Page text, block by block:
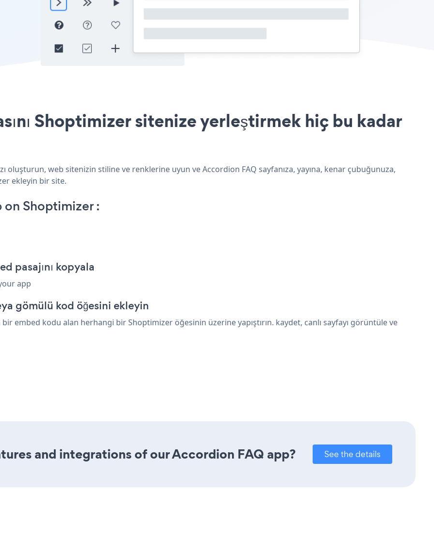
Shoptimizer sitenize yerleştirmek hiç bu kadar
oluşturun, web sitenizin stiline ve renklerine uyun ve Accordion FAQ sayfanıza, yayına, kenar çubuğunuza,
ekleyin bir site.
Shoptimizer :
pasajını kopyala
app
gömülü kod öğesini ekleyin
embed kodu alan herhangi bir Shoptimizer öğesinin üzerine yapıştırın. kaydet, canlı sayfayı görüntüle ve
and integrations of our Accordion FAQ app? See the details